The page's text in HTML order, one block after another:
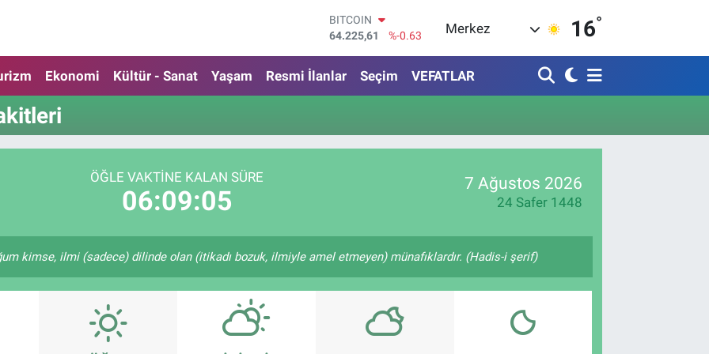
BITCOIN
64.225,61
%-0.63
EURO
55,0317
%-0.02
Merkez 16°
Ekonomi Kültür - Sanat Yaşam Resmi İlanlar Seçim VEFATLAR
ÖĞLE VAKTINE KALAN SÜRE
06:09:04
7 Ağustos 2026
24 Safer 1448
kimse, ilmi (sadece) dilinde olan (itikadı bozuk, ilmiyle amel etmeyen) münafıklardır. (Hadis-i şerif)